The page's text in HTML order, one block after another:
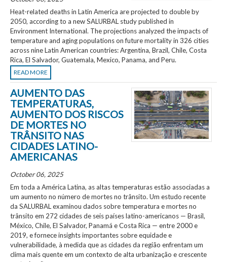
Heat-related deaths in Latin America are projected to double by
2050, according to a new SALURBAL study published in
Environment International. The projections analyzed the impacts of
temperature and aging populations on future mortality in 326 cities
across nine Latin American countries: Argentina, Brazil, Chile, Costa
Rica, El Salvador, Guatemala, Mexico, Panama, and Peru.
READ MORE
AUMENTO DAS
TEMPERATURAS,
AUMENTO DOS RISCOS
DE MORTES NO
TRÂNSITO NAS
CIDADES LATINO-
AMERICANAS
October 06, 2025
Em toda a América Latina, as altas temperaturas estão associadas a
um aumento no número de mortes no trânsito. Um estudo recente
da SALURBAL examinou dados sobre temperatura e mortes no
trânsito em 272 cidades de seis países latino-americanos — Brasil,
México, Chile, El Salvador, Panamá e Costa Rica — entre 2000 e
2019, e fornece insights importantes sobre equidade e
vulnerabilidade, à medida que as cidades da região enfrentam um
clima mais quente em um contexto de alta urbanização e crescente